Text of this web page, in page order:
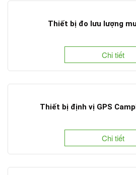
Thiết bị đo lưu lượng
Chi tiết
Thiết bị định vị GPS
Chi tiết